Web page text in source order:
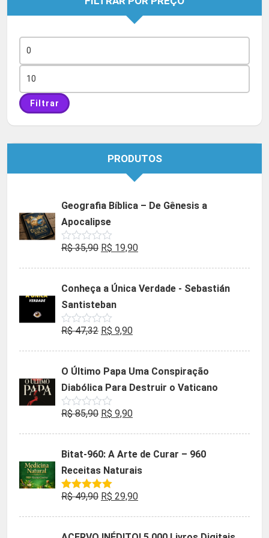
mínimo
máximo
Filtrar
PRODUTOS
Geografia Bíblica – De Gênesis a
Apocalipse
Avaliação
de
R$35,90 O
era:
R$ 35,90.
R$ 19,90O
é:
Conheça a Única Verdade - Sebastián
Santisteban
Avaliação
de
R$47,32 O
era:
R$ 47,32.
R$ 9,90O
é:
R$ 9,90.
O Último Papa Uma Conspiração
Diabólica Para Destruir o Vaticano
Avaliação
de
R$85,90 O
era:
R$ 85,90.
R$ 9,90O
é:
R$ 9,90.
Bitat-960: A Arte de Curar – 960
Receitas Naturais
Avaliação
R$49,90 O
R$ 29,90O